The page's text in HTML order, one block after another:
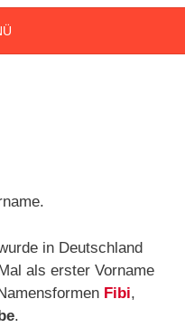
in Deutschland
als erster Vorname
Fibi,
.